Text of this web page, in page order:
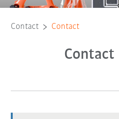
Contact Contact
Contact